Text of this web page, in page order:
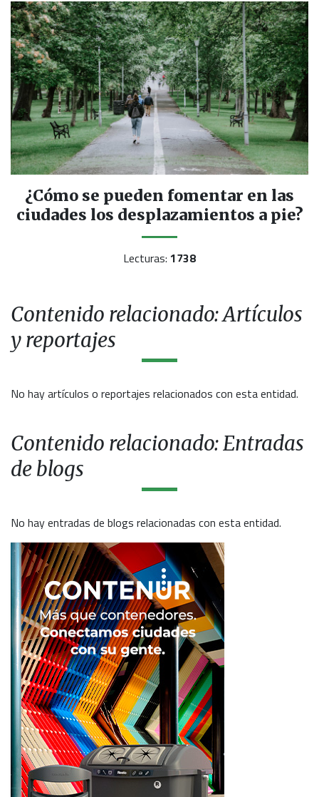
¿Cómo se pueden fomentar en las
ciudades los desplazamientos a pie?
Lecturas: 1738
Contenido relacionado: Artículos
y reportajes
No hay artículos o reportajes relacionados con esta entidad.
Contenido relacionado: Entradas
de blogs
No hay entradas de blogs relacionadas con esta entidad.